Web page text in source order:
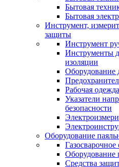
Бытовая
Бытовая
Инструмент,
защиты
Инструмент
Инструменты
изоляции
Оборудование
Рабочая
Указатели
безопасности
Оборудование
Оборудование
Средства